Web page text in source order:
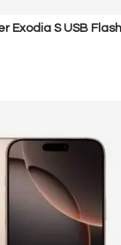
Exodia S USB